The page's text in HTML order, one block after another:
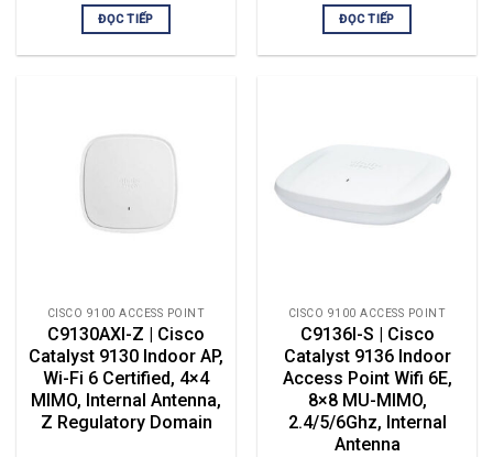
ĐỌC TIẾP ĐỌC TIẾP
CISCO 9100 ACCESS POINT
C9130AXI-Z | Cisco
Catalyst 9130 Indoor AP,
Wi-Fi 6 Certified, 4×4
MIMO, Internal Antenna,
Z Regulatory Domain
CISCO 9100 ACCESS POINT
C9136I-S | Cisco
Catalyst 9136 Indoor
Access Point Wifi 6E,
8×8 MU-MIMO,
2.4/5/6Ghz, Internal
Antenna